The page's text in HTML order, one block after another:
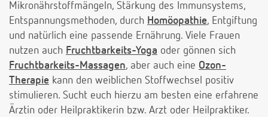
Mikronährstoffmängeln, Stärkung des Immunsystems,
Entspannungsmethoden, durch Homöopathie, Entgiftung
und natürlich eine passende Ernährung. Viele Frauen
nutzen auch Fruchtbarkeits-Yoga oder gönnen sich
Fruchtbarkeits-Massagen, aber auch eine Ozon-
Therapie kann den weiblichen Stoffwechsel positiv
stimulieren. Sucht euch hierzu am besten eine erfahrene
Ärztin oder Heilpraktikerin bzw. Arzt oder Heilpraktiker.